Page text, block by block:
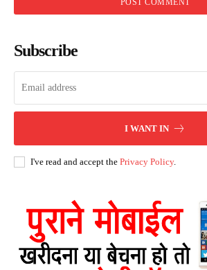
Subscribe
I WANT IN
I've read and accept the Privacy Policy.